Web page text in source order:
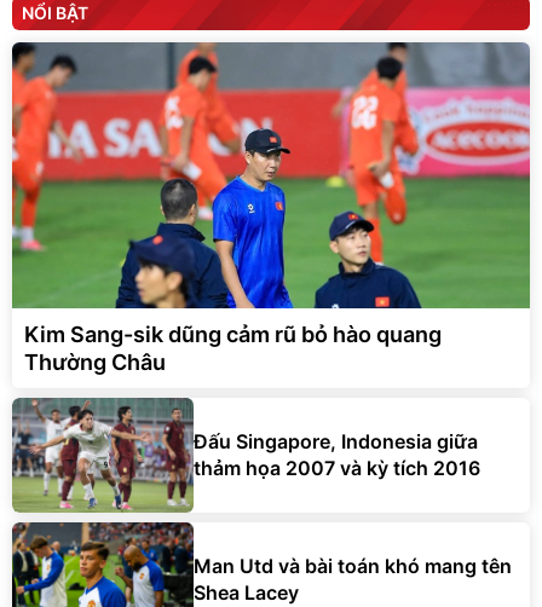
NỔI BẬT
Kim Sang-sik dũng cảm rũ bỏ hào quang
Thường Châu
Đấu Singapore, Indonesia giữa
thảm họa 2007 và kỳ tích 2016
Man Utd và bài toán khó mang tên
Shea Lacey